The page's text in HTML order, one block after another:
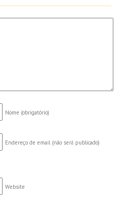
Nome (obrigatório)
Endereço de email (não será publicado)
Website